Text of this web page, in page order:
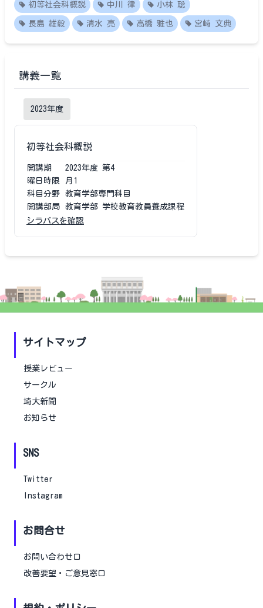
初等社会科概説 中川 律 小林 聡
長島 雄毅 清水 亮 高橋 雅也 宮崎 文典
講義一覧
2023年度
初等社会科概説
開講期 2023年度 第4
曜日時限
月1
科目分野
教育学部専門科目
開講部局
教育学部 学校教育教員養成課程
シラバスを確認
サイトマップ
授業レビュー
サークル
埼大新聞
お知らせ
SNS
Twitter
Instagram
お問合せ
お問い合わせ口
改善要望・ご意見窓口